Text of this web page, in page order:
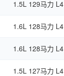
1.5L 129马力 L4
1.6L 128马力 L4
1.6L 128马力 L4
1.5L 127马力 L4